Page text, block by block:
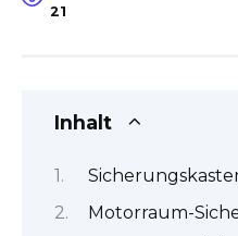
21
Inhalt
Motorraum-